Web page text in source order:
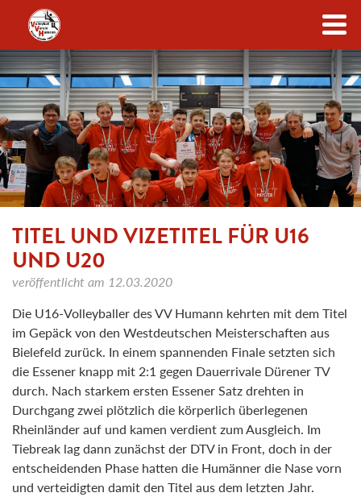
Zum Inhalt
TITEL UND VIZETITEL FÜR U16
UND U20
veröffentlicht am 12.03.2020
Die U16-Volleyballer des VV Humann kehrten mit dem Titel
im Gepäck von den Westdeutschen Meisterschaften aus
Bielefeld zurück. In einem spannenden Finale setzten sich
die Essener knapp mit 2:1 gegen Dauerrivale Dürener TV
durch. Nach starkem ersten Essener Satz drehten in
Durchgang zwei plötzlich die körperlich überlegenen
Rheinländer auf und kamen verdient zum Ausgleich. Im
Tiebreak lag dann zunächst der DTV in Front, doch in der
entscheidenden Phase hatten die Humänner die Nase vorn
und verteidigten damit den Titel aus dem letzten Jahr.